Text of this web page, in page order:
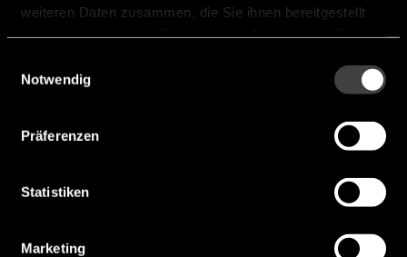
weiteren Daten zusammen, die Sie ihnen bereitgestellt
Notwendig
Präferenzen
Statistiken
Marketing
CR2 (Jauch)